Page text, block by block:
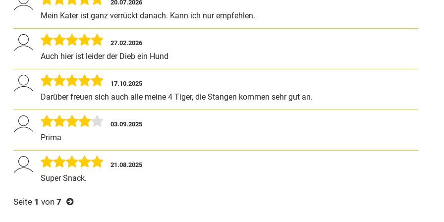
20.07.2026
Mein Kater ist ganz verrückt danach. Kann ich nur empfehlen.
27.02.2026
Auch hier ist leider der Dieb ein Hund
17.10.2025
Darüber freuen sich auch alle meine 4 Tiger, die Stangen kommen sehr gut an.
03.09.2025
Prima
21.08.2025
Super Snack.
Seite 1 von7